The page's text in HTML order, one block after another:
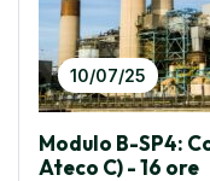
10/07/25
Modulo B-SP4:
Ateco C) - 16 ore